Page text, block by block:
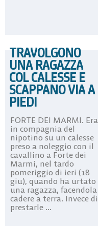
TRAVOLGONO
UNA RAGAZZA
COL CALESSE E
SCAPPANO VIA A
PIEDI
FORTE DEI MARMI. Era
in compagnia del
nipotino su un calesse
preso a noleggio con il
cavallino a Forte dei
Marmi, nel tardo
pomeriggio di ieri (18
giu), quando ha urtato
una ragazza, facendola
cadere a terra. Invece di
prestarle ...